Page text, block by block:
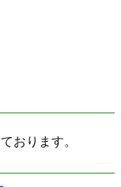
おります。